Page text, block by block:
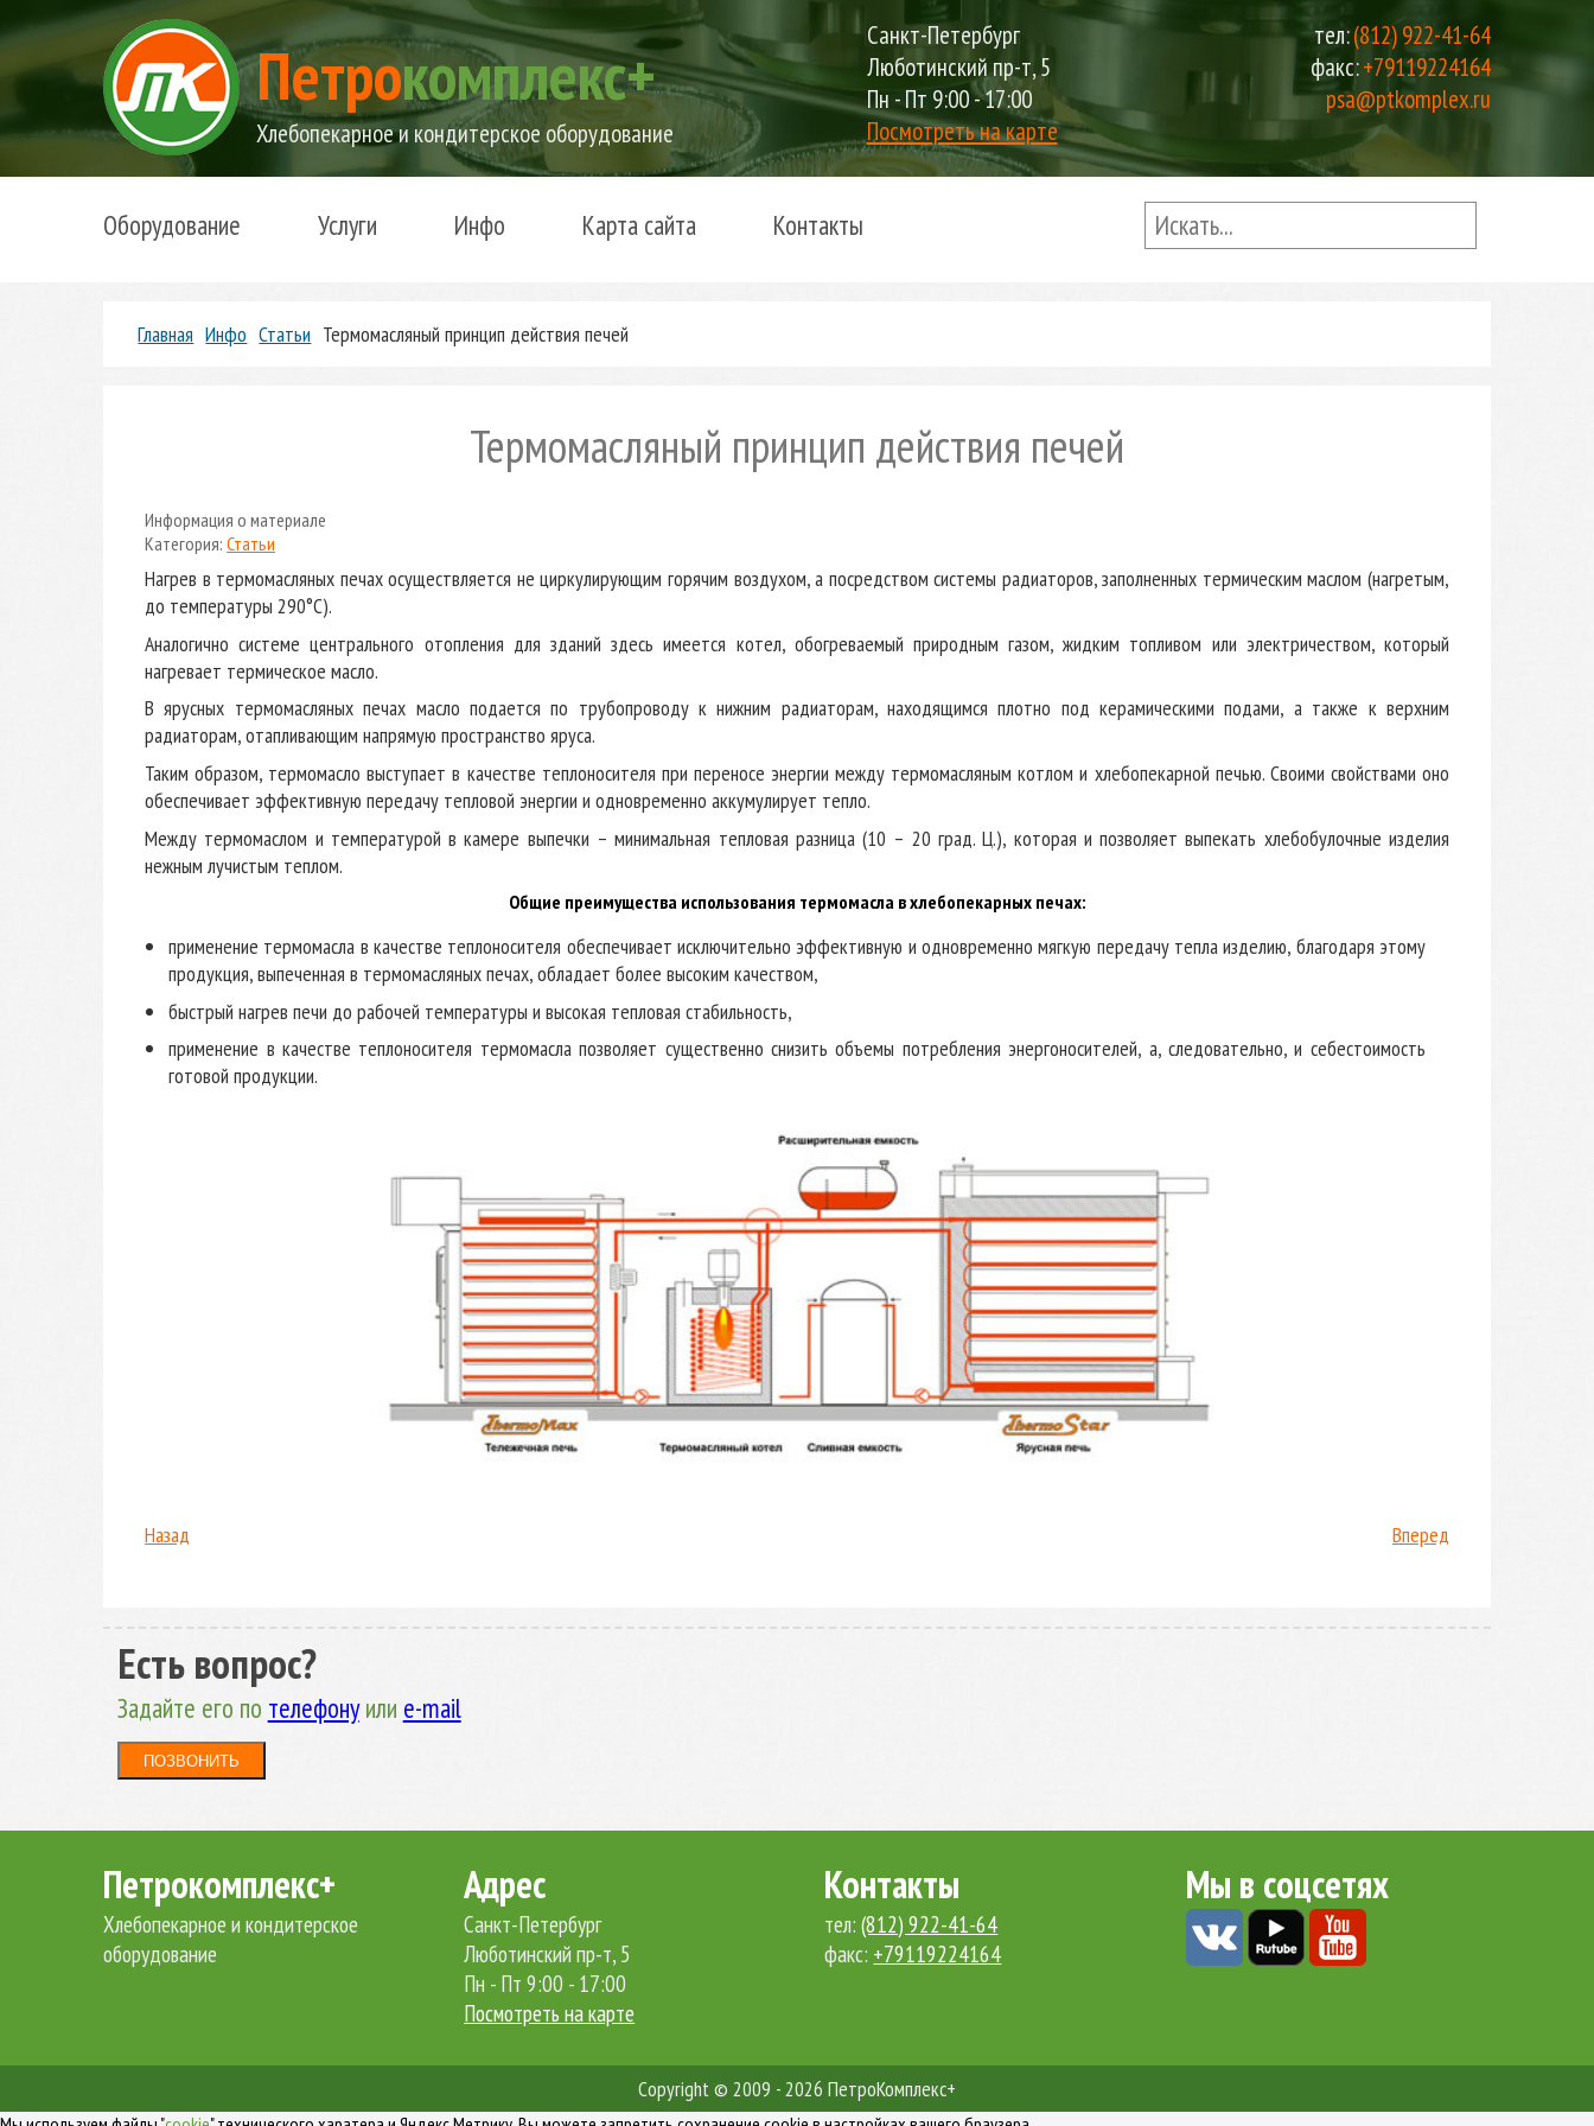
Петрокомплекс+
Хлебопекарное и кондитерское оборудование
Санкт-Петербург
Люботинский пр-т, 5
Пн - Пт 9:00 - 17:00
Посмотреть на карте
тел:(812) 922-41-64
факс:+79119224164
psa@ptkomplex.ru
Оборудование Услуги Инфо Карта сайта Контакты
Главная Инфо Статьи Термомасляный принцип действия печей
Термомасляный принцип действия печей
Информация о материале
Категория:Статьи
Нагрев в термомасляных печах осуществляется не циркулирующим горячим воздухом, а посредством системы радиаторов, заполненных термическим маслом (нагретым,
до температуры 290°С).
Аналогично системе центрального отопления для зданий здесь имеется котел, обогреваемый природным газом, жидким топливом или электричеством, который
нагревает термическое масло.
В ярусных термомасляных печах масло подается по трубопроводу к нижним радиаторам, находящимся плотно под керамическими подами, а также к верхним
радиаторам, отапливающим напрямую пространство яруса.
Таким образом, термомасло выступает в качестве теплоносителя при переносе энергии между термомасляным котлом и хлебопекарной печью. Своими свойствами оно
обеспечивает эффективную передачу тепловой энергии и одновременно аккумулирует тепло.
Между термомаслом и температурой в камере выпечки – минимальная тепловая разница (10 – 20 град. Ц.), которая и позволяет выпекать хлебобулочные изделия
нежным лучистым теплом.
Общие преимущества использования термомасла в хлебопекарных печах:
применение термомасла в качестве теплоносителя обеспечивает исключительно эффективную и одновременно мягкую передачу тепла изделию, благодаря этому
продукция, выпеченная в термомасляных печах, обладает более высоким качеством,
быстрый нагрев печи до рабочей температуры и высокая тепловая стабильность,
применение в качестве теплоносителя термомасла позволяет существенно снизить объемы потребления энергоносителей, а, следовательно, и себестоимость
готовой продукции.
Назад Вперед
Есть вопрос?
Задайте его по телефонуили e-mail
ПОЗВОНИТЬ
Петрокомплекс+
Хлебопекарное и кондитерское
оборудование
Адрес
Санкт-Петербург
Люботинский пр-т, 5
Пн - Пт 9:00 - 17:00
Посмотреть на карте
Контакты
тел: (812) 922-41-64
факс: +79119224164
Мы в соцсетях
Copyright © 2009 - 2026 ПетроКомплекс+